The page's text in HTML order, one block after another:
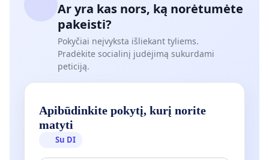
Ar yra kas nors, ką norėtumėte
pakeisti?
Pokyčiai neįvyksta išliekant tyliems.
Pradėkite socialinį judėjimą sukurdami
peticiją.
Apibūdinkite pokytį, kurį norite
matyti
Su DI